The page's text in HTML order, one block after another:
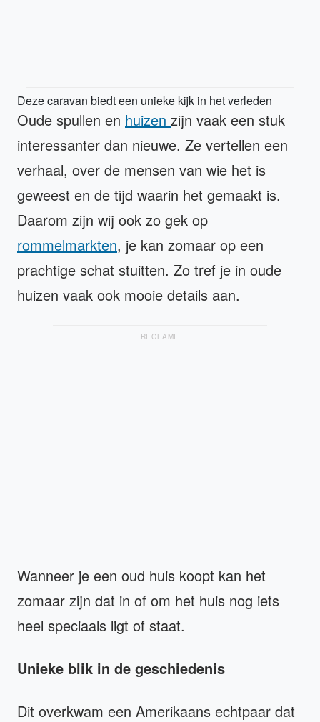
Deze caravan biedt een unieke kijk in het verleden
Oude spullen en huizen zijn vaak een stuk
interessanter dan nieuwe. Ze vertellen een
verhaal, over de mensen van wie het is
geweest en de tijd waarin het gemaakt is.
Daarom zijn wij ook zo gek op
rommelmarkten, je kan zomaar op een
prachtige schat stuitten. Zo tref je in oude
huizen vaak ook mooie details aan.
RECLAME
Wanneer je een oud huis koopt kan het
zomaar zijn dat in of om het huis nog iets
heel speciaals ligt of staat.
Unieke blik in de geschiedenis
Dit overkwam een Amerikaans echtpaar dat